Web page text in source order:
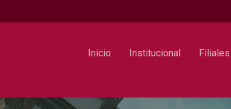
Inicio Institucional Filiales